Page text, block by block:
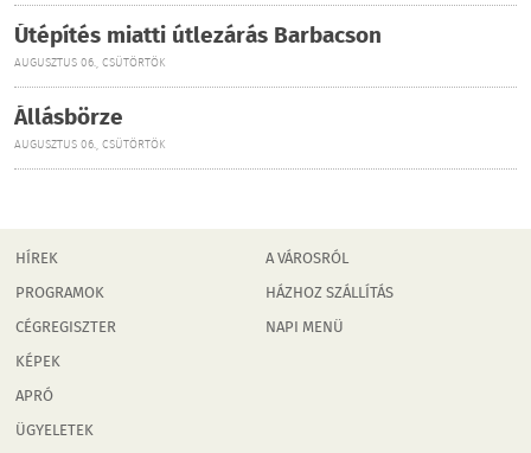
Útépítés miatti útlezárás Barbacson
AUGUSZTUS 06., CSÜTÖRTÖK
Állásbörze
AUGUSZTUS 06., CSÜTÖRTÖK
HÍREK
PROGRAMOK
CÉGREGISZTER
KÉPEK
APRÓ
ÜGYELETEK
A VÁROSRÓL
HÁZHOZ SZÁLLÍTÁS
NAPI MENÜ